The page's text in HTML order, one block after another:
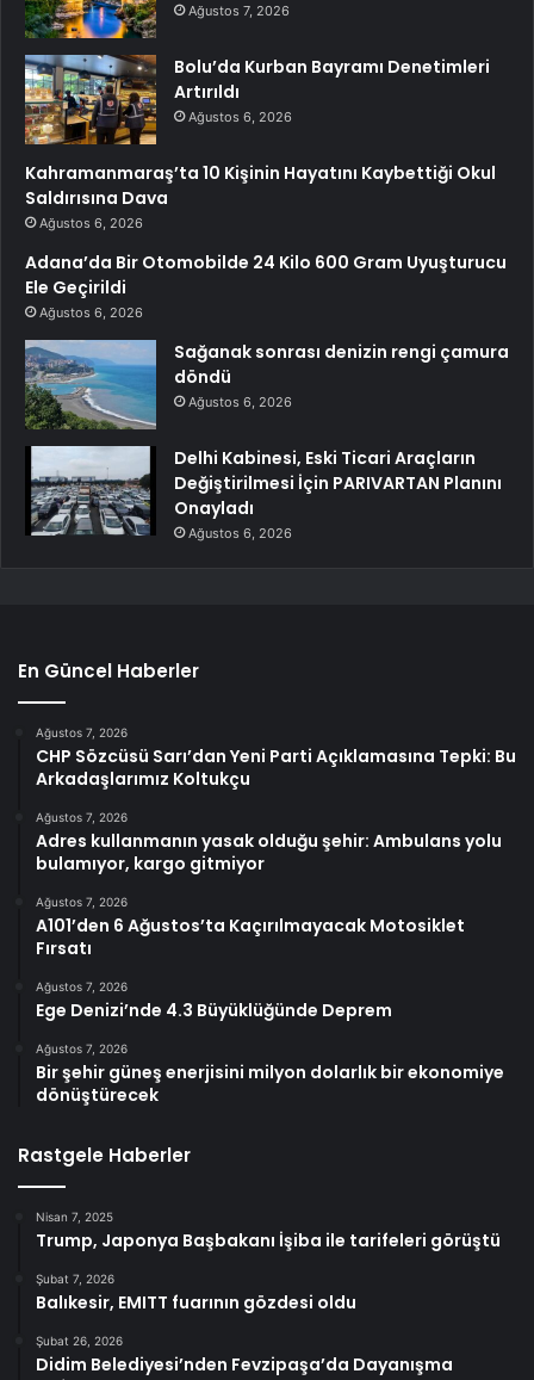
Ağustos 7, 2026
Bolu’da Kurban Bayramı Denetimleri
Artırıldı
Ağustos 6, 2026
Kahramanmaraş’ta 10 Kişinin Hayatını Kaybettiği Okul
Saldırısına Dava
Ağustos 6, 2026
Adana’da Bir Otomobilde 24 Kilo 600 Gram Uyuşturucu
Ele Geçirildi
Ağustos 6, 2026
Sağanak sonrası denizin rengi çamura
döndü
Ağustos 6, 2026
Delhi Kabinesi, Eski Ticari Araçların
Değiştirilmesi İçin PARIVARTAN Planını
Onayladı
Ağustos 6, 2026
En Güncel Haberler
Ağustos 7, 2026
CHP Sözcüsü Sarı’dan Yeni Parti Açıklamasına Tepki: Bu
Arkadaşlarımız Koltukçu
Ağustos 7, 2026
Adres kullanmanın yasak olduğu şehir: Ambulans yolu
bulamıyor, kargo gitmiyor
Ağustos 7, 2026
A101’den 6 Ağustos’ta Kaçırılmayacak Motosiklet
Fırsatı
Ağustos 7, 2026
Ege Denizi’nde 4.3 Büyüklüğünde Deprem
Ağustos 7, 2026
Bir şehir güneş enerjisini milyon dolarlık bir ekonomiye
dönüştürecek
Rastgele Haberler
Nisan 7, 2025
Trump, Japonya Başbakanı İşiba ile tarifeleri görüştü
Şubat 7, 2026
Balıkesir, EMITT fuarının gözdesi oldu
Şubat 26, 2026
Didim Belediyesi’nden Fevzipaşa’da Dayanışma